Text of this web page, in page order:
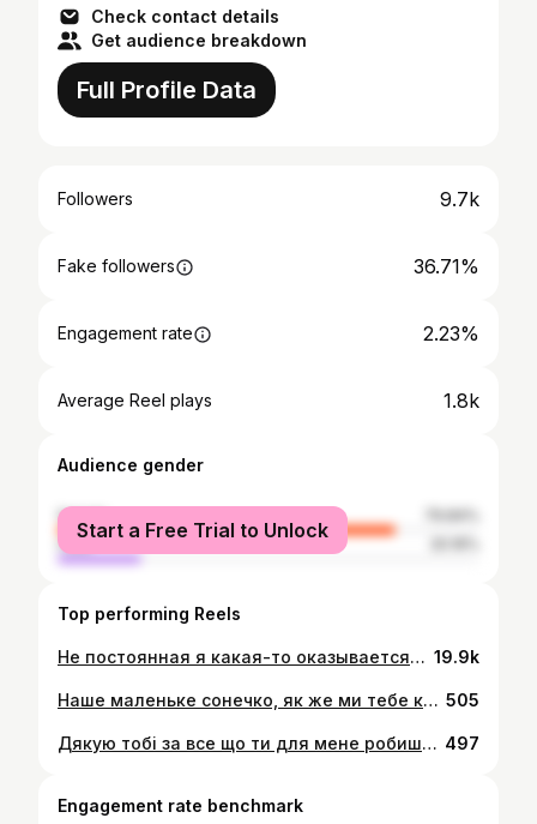
Check contact details
Get audience breakdown
Full Profile Data
Followers 9.7k
Fake followers 36.71%
Engagement rate 2.23%
Average Reel plays 1.8k
Audience gender
female
male
Start a Free Trial to Unlock
Top performing Reels
Не постоянная я какая-то оказывается😁 А вы какой маникюр чаще всего делаете?🤔 19.9k
Наше маленьке сонечко, як же ми тебе кохаємо❤️ Тобі вже рік, як швидко пролетів цей час Ти такий в нас розумний, сміливий та дотепний хлопчик🥹 Ми вдячні що ти в нас зʼявився і наповнюєш наше життя сенсом 505
Дякую тобі за все що ти для мене робиш❤️ Безмежно♾️ 497
Engagement rate benchmark